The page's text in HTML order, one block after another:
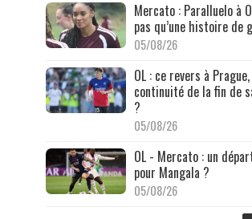
Mercato : Paralluelo à
pas qu’une histoire de
05/08/26
OL : ce revers à
continuité de la fin de
?
05/08/26
OL - Mercato : un
pour Mangala ?
05/08/26